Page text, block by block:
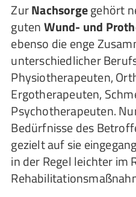
ZurNachsorgegehört
gutenWund- und
ebenso die enge
unterschiedlicher
Physiotherapeuten,
Ergotherapeuten,
Psychotherapeuten.
Bedürfnisse des
gezielt auf sie
in der Regel leichter im